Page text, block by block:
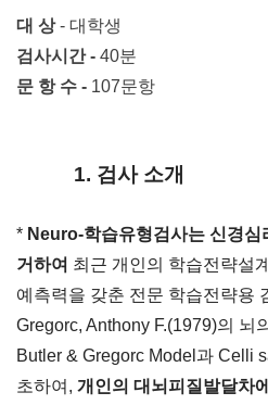
대 상- 대학생
검사시간 - 40분
문 항 수 - 107문항
1. 검사 소개
* Neuro-학습유형검사는 신경심
거하여 최근 개인의 학습전략설
예측력을 갖춘 전문 학습전략용
Gregorc, Anthony F.(1979)의 뇌
Butler & Gregorc Model과 Celli
초하여, 개인의 대뇌피질발달차